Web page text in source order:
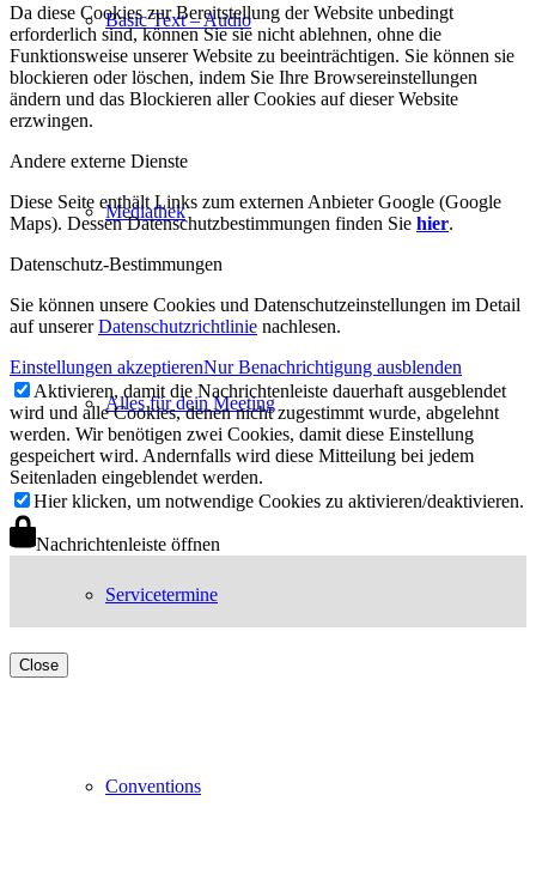
Basic Text – Audio
Mediathek
Alles für dein Meeting
Servicetermine
Conventions
Da diese Cookies zur Bereitstellung der Website unbedingt
erforderlich sind, können Sie sie nicht ablehnen, ohne die
Funktionsweise unserer Website zu beeinträchtigen. Sie können sie
blockieren oder löschen, indem Sie Ihre Browsereinstellungen
ändern und das Blockieren aller Cookies auf dieser Website
erzwingen.
Andere externe Dienste
Diese Seite enthält Links zum externen Anbieter Google (Google
Maps). Dessen Datenschutzbestimmungen finden Sie hier.
Datenschutz-Bestimmungen
Sie können unsere Cookies und Datenschutzeinstellungen im Detail
auf unsererDatenschutzrichtlinie nachlesen.
Einstellungen akzeptierenNur Benachrichtigung ausblenden
Aktivieren, damit die Nachrichtenleiste dauerhaft ausgeblendet
wird und alle Cookies, denen nicht zugestimmt wurde, abgelehnt
werden. Wir benötigen zwei Cookies, damit diese Einstellung
gespeichert wird. Andernfalls wird diese Mitteilung bei jedem
Seitenladen eingeblendet werden.
Hier klicken, um notwendige Cookies zu aktivieren/deaktivieren.
Nachrichtenleiste öffnen
Close